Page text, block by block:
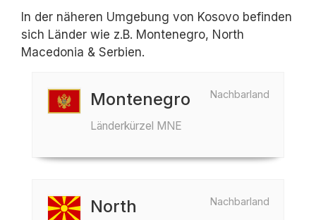
In der näheren Umgebung von Kosovo befinden
sich Länder wie z.B. Montenegro, North
Macedonia & Serbien.
Nachbarland
Montenegro
Länderkürzel MNE
Nachbarland
North